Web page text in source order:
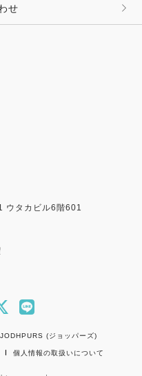
せ
ウタカビル6階601
(ジョッパーズ)
個人情報の取扱いについて